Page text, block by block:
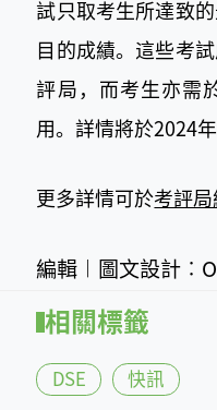
試只取考生所達致
目的成績。這些考
評局，而考生亦需
用。詳情將於2024
更多詳情可於考評
編輯︱圖文設計
相關標籤
DSE 快訊